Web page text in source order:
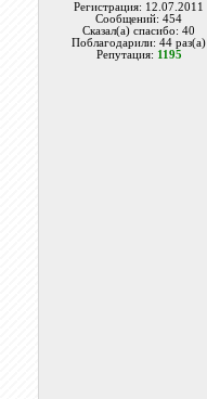
Регистрация: 12.07.2011
Сообщений: 454
Сказал(а) спасибо: 40
Поблагодарили: 44 раз(а)
Репутация: 1195